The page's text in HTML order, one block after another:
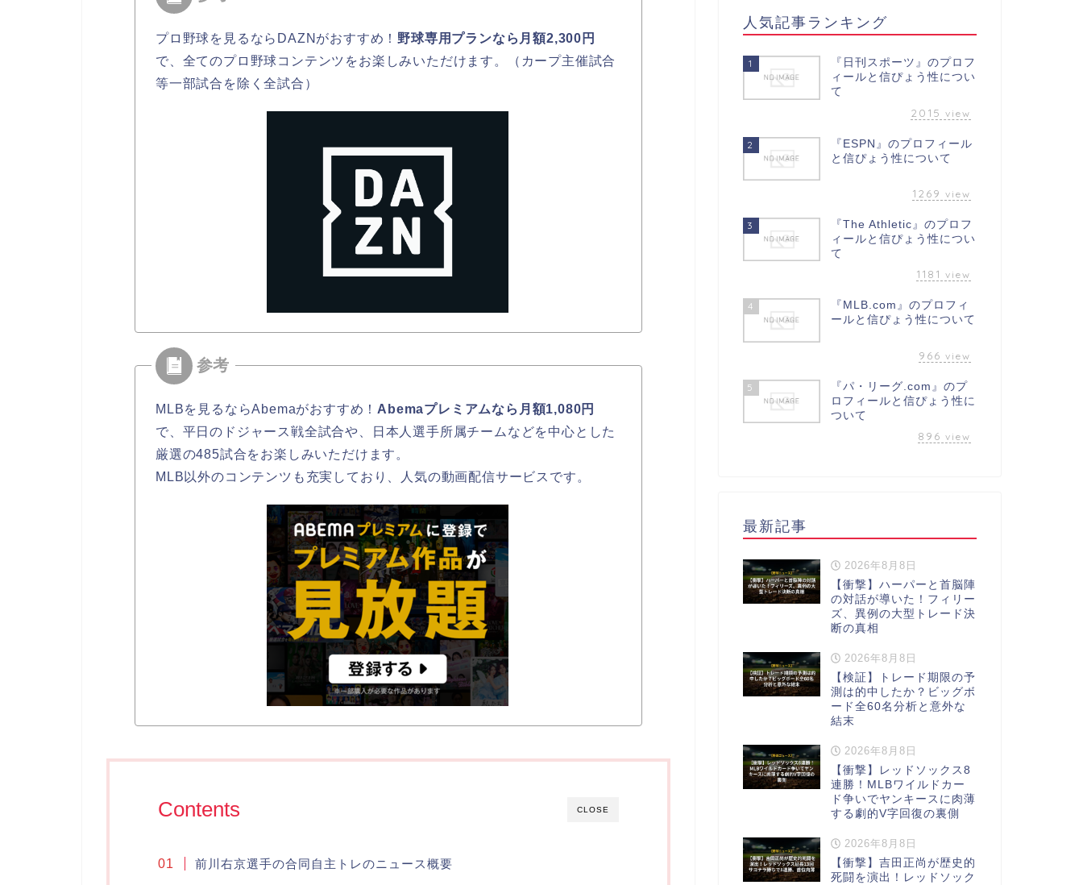
プロ野球を見るならDAZNがおすすめ！ 野球専用プランなら月額2,300円
で、全てのプロ野球コンテンツをお楽しみいただけます。（カープ主催試合
等一部試合を除く全試合）
MLBを見るならAbemaがおすすめ！ Abemaプレミアムなら月額1,080円
で、平日のドジャース戦全試合や、日本人選手所属チームなどを中心とした
厳選の485試合をお楽しみいただけます。
MLB以外のコンテンツも充実しており、人気の動画配信サービスです。
CLOSE
Contents
前川右京選手の合同自主トレのニュース概要
人気記事ランキング
1
『日刊スポーツ』のプロフ
ィールと信ぴょう性につい
て
2015 view
2
『ESPN』のプロフィール
と信ぴょう性について
1269 view
3
『The Athletic』のプロフ
ィールと信ぴょう性につい
て
1181 view
4
『MLB.com』のプロフィ
ールと信ぴょう性について
966 view
5
『パ・リーグ.com』のプ
ロフィールと信ぴょう性に
ついて
896 view
最新記事
2026年8月8日
【衝撃】ハーパーと首脳陣
の対話が導いた！フィリー
ズ、異例の大型トレード決
断の真相
2026年8月8日
【検証】トレード期限の予
測は的中したか？ビッグボ
ード全60名分析と意外な
結末
2026年8月8日
【衝撃】レッドソックス8
連勝！MLBワイルドカー
ド争いでヤンキースに肉薄
する劇的V字回復の裏側
2026年8月8日
【衝撃】吉田正尚が歴史的
死闘を演出！レッドソック